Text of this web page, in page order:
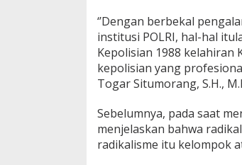
‘’Dengan berbekal
institusi POLRI, hal-hal
Kepolisian 1988 kelahiran
kepolisian yang
Togar Situmorang, S.H.,
Sebelumnya, pada saat
menjelaskan bahwa
radikalisme itu kelompok